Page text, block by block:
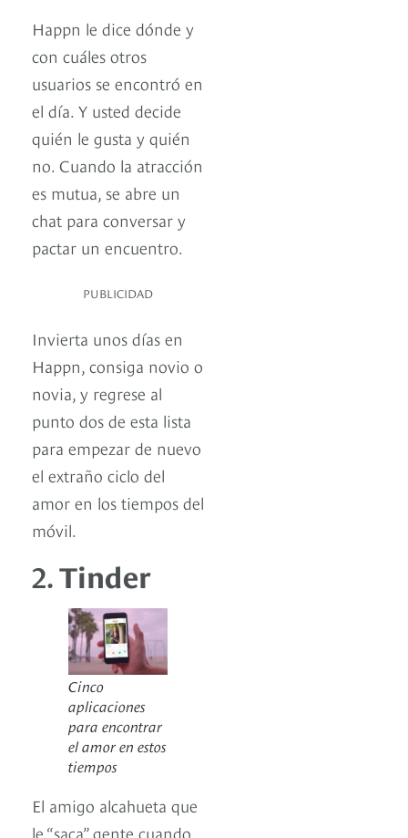
Happn le dice dónde y
con cuáles otros
usuarios se encontró en
el día. Y usted decide
quién le gusta y quién
no. Cuando la atracción
es mutua, se abre un
chat para conversar y
pactar un encuentro.
PUBLICIDAD
Invierta unos días en
Happn, consiga novio o
novia, y regrese al
punto dos de esta lista
para empezar de nuevo
el extraño ciclo del
amor en los tiempos del
móvil.
2.Tinder
Cinco
aplicaciones
para encontrar
el amor en estos
tiempos
El amigo alcahueta que
le “saca” gente cuando